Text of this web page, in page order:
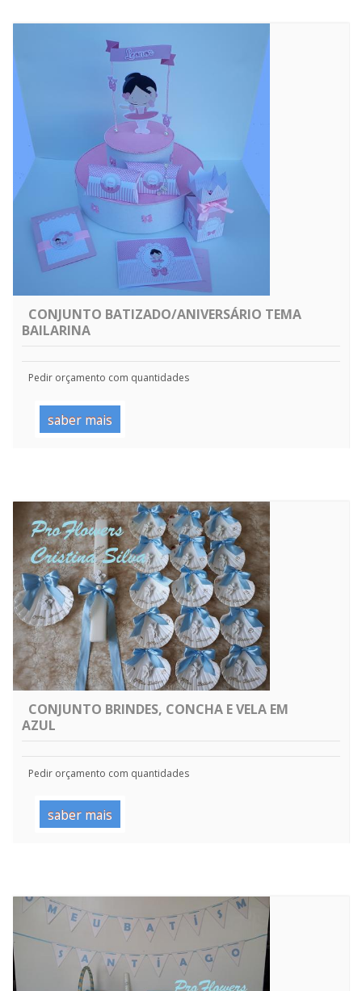
CONJUNTO BATIZADO/ANIVERSÁRIO TEMA
BAILARINA
Pedir orçamento com quantidades
saber mais
CONJUNTO BRINDES, CONCHA E VELA EM
AZUL
Pedir orçamento com quantidades
saber mais